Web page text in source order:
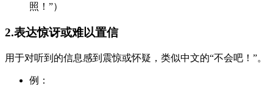
照！”）
2.表达惊讶或难以置信
用于对听到的信息感到震惊或怀疑，类似中文的“不会吧！”。
例：